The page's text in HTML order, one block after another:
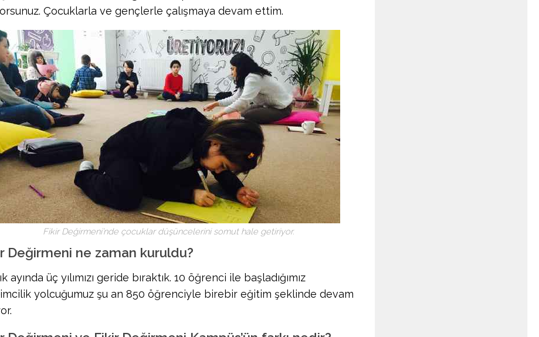
Çocuklarla ve gençlerle çalışmaya devam ettim.
Fikir Değirmeni’nde çocuklar düşüncelerini somut hale getiriyor.
Değirmeni ne zaman kuruldu?
ayında üç yılımızı geride bıraktık. 10 öğrenci ile başladığımız
yolcuğumuz şu an 850 öğrenciyle birebir eğitim şeklinde devam